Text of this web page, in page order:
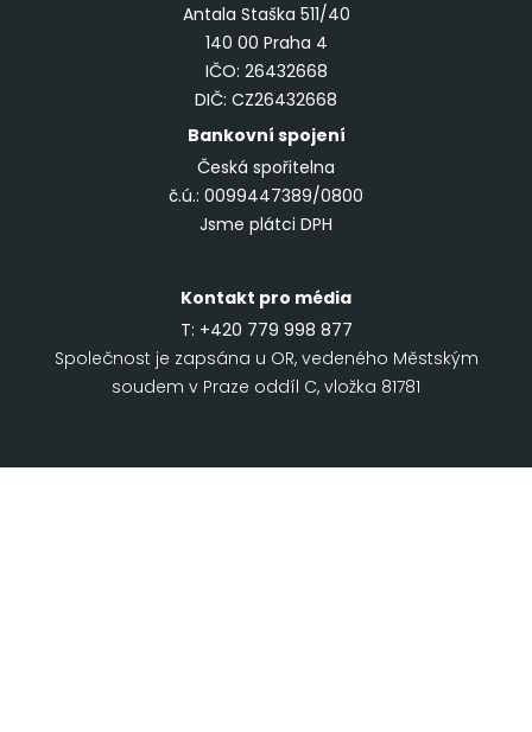
Antala Staška 511/40
140 00 Praha 4
IČO: 26432668
DIČ: CZ26432668
Bankovní spojení
Česká spořitelna
č.ú.: 0099447389/0800
Jsme plátci DPH
Kontakt pro média
T: +420 779 998 877
Společnost je zapsána u OR, vedeného Městským
soudem v Praze oddíl C, vložka 81781